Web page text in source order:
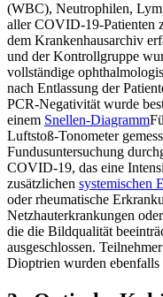
(WBC), Neutrophilen,
aller COVID-19-Patienten
dem Krankenhausarchiv
und der Kontrollgruppe
vollständige
nach Entlassung der
PCR-Negativität wurde
einem Snellen-Diagramm
Luftstoß-Tonometer
Fundusuntersuchung
COVID-19, das eine
zusätzlichen systemischen
oder rheumatische
Netzhauterkrankungen
die die Bildqualität
ausgeschlossen.
Dioptrien wurden ebenfalls